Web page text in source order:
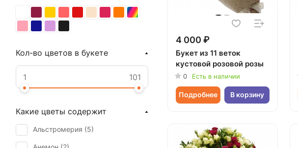
4 000 ₽
Букет из 11 веток
кустовой розовой розы
0 Есть в наличии
Подробнее В корзину
Кол-во цветов в букете
Какие цветы содержит
Альстромерия (5)